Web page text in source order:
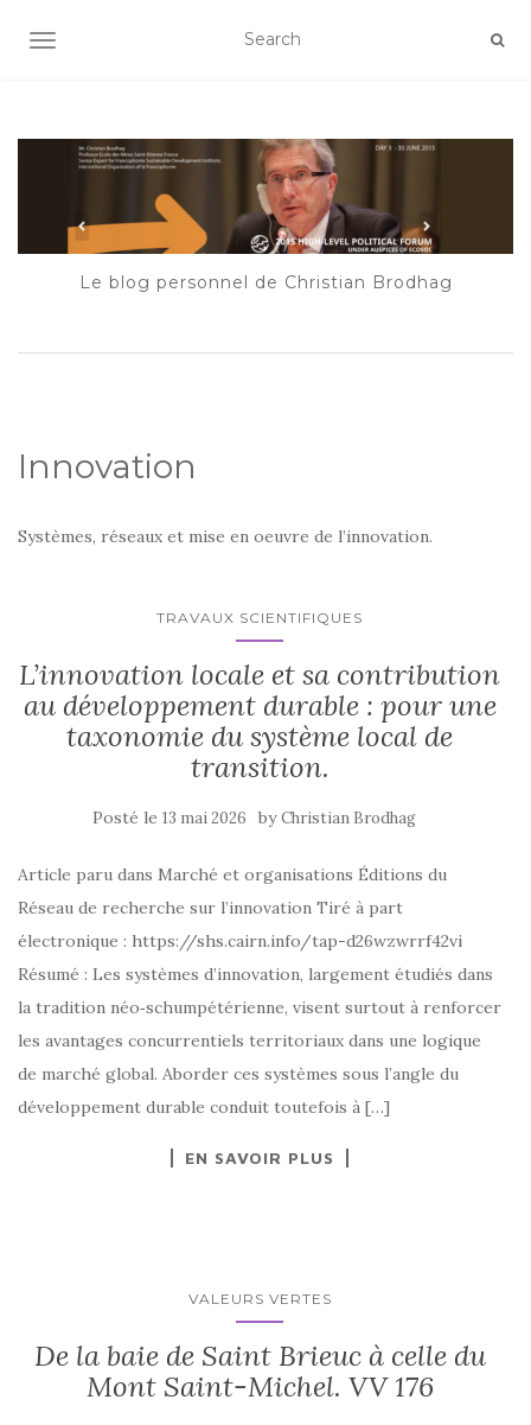
AFFICHER/MASQUER LA NAVIGATION
Le blog personnel de Christian Brodhag
Innovation
Systèmes, réseaux et mise en oeuvre de l’innovation.
TRAVAUX SCIENTIFIQUES
L’innovation locale et sa contribution
au développement durable : pour une
taxonomie du système local de
transition.
Posté le 13 mai 2026 byChristian Brodhag
Article paru dans Marché et organisations Éditions du
Réseau de recherche sur l’innovation Tiré à part
électronique : https://shs.cairn.info/tap-d26wzwrrf42vi
Résumé : Les systèmes d’innovation, largement étudiés dans
la tradition néo‑schumpétérienne, visent surtout à renforcer
les avantages concurrentiels territoriaux dans une logique
de marché global. Aborder ces systèmes sous l’angle du
développement durable conduit toutefois à […]
EN SAVOIR PLUS
VALEURS VERTES
De la baie de Saint Brieuc à celle du
Mont Saint-Michel. VV 176